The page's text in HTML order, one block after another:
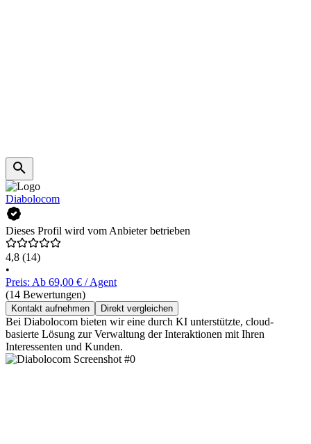
Diabolocom
Dieses Profil wird vom Anbieter betrieben
4,8 (14)
•
Preis: Ab 69,00 € / Agent
(14 Bewertungen)
Kontakt aufnehmen Direkt vergleichen
Bei Diabolocom bieten wir eine durch KI unterstützte, cloud-
basierte Lösung zur Verwaltung der Interaktionen mit Ihren
Interessenten und Kunden.